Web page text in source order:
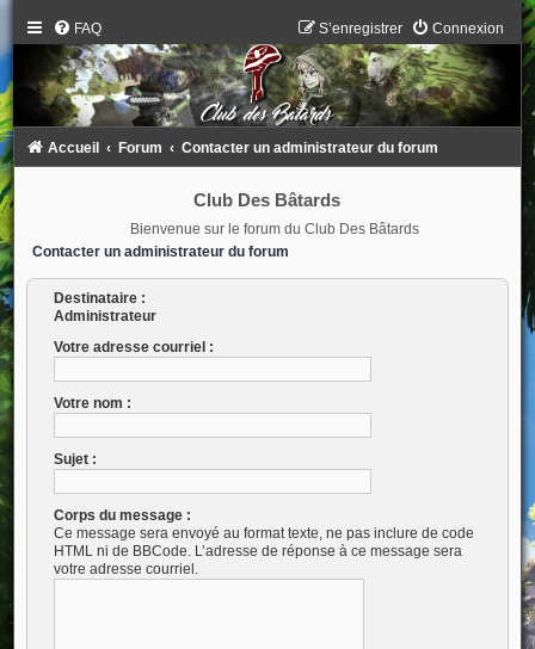
FAQ Connexion
S’enregistrer
Accueil Forum Contacter un administrateur du forum
Club Des Bâtards
Bienvenue sur le forum du Club Des Bâtards
Contacter un administrateur du forum
Destinataire :
Administrateur
Votre adresse courriel :
Votre nom :
Sujet :
Corps du message :
Ce message sera envoyé au format texte, ne pas inclure de code
HTML ni de BBCode. L’adresse de réponse à ce message sera
votre adresse courriel.